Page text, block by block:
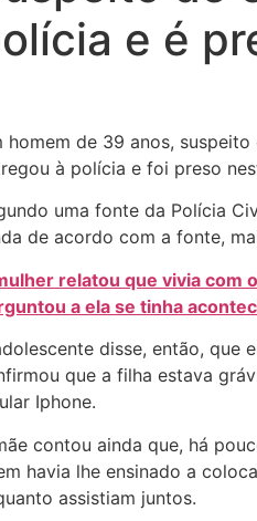
e é
homem de 39 anos,
à polícia e foi preso
uma fonte da Polícia
de acordo com a fonte,
relatou que vivia com
a ela se tinha
disse, então, que
que a filha estava
Iphone.
contou ainda que, há
havia lhe ensinado a
assistiam juntos.